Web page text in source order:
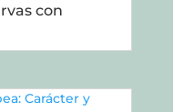
con